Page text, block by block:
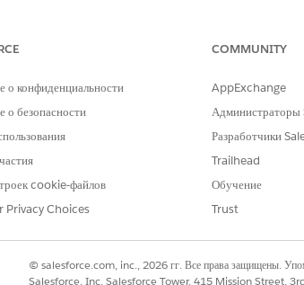
Import app, change the profile settings to
.
window, click
. You can selectDon't show
object for which you want to generate the
object is downloaded to your device.
о конфиденциальности
о безопасности
cookie-файлов
Privacy Choices
COMMUNITY
AppExchange
Разработчики
Trailhead
Обучение
Trust
© salesforce.com, inc., 2026 гг. Все права защищены.
Salesforce, Inc. Salesforce Tower, 415 Mission Street,